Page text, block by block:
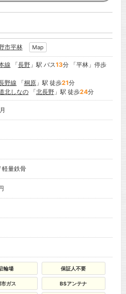
市平林 Map
線 「長野」駅 バス13分 「平林」停歩
野線 「桐原」駅 徒歩21分
北しなの「北長野」駅 徒歩24分
軽量鉄骨
輪場 保証人不要
市ガス BSアンテナ